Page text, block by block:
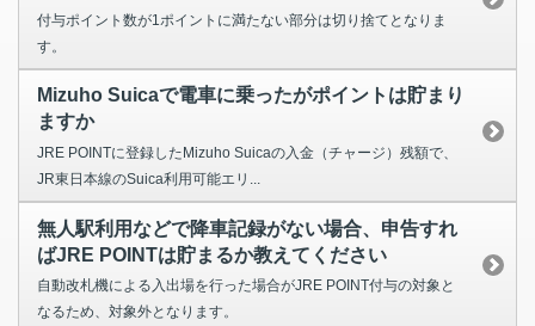
付与ポイント数が1ポイントに満たない部分は切り捨てとなりま
す。
Mizuho Suicaで電車に乗ったがポイントは貯まり
ますか
JRE POINTに登録したMizuho Suicaの入金（チャージ）残額で、
JR東日本線のSuica利用可能エリ...
無人駅利用などで降車記録がない場合、申告すれ
ばJRE POINTは貯まるか教えてください
自動改札機による入出場を行った場合がJRE POINT付与の対象と
なるため、対象外となります。